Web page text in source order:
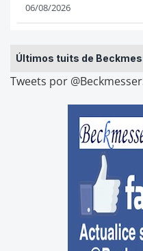
06/08/2026
Últimos tuits de
Tweets por